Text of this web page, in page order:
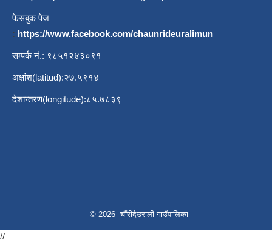
फेसबुक पेज
: https://www.facebook.com/chaunrideuralimun
सम्पर्क नं.: ९८५१२४३०९१
अक्षांश(latitud):२७.५९१४
देशान्तरण(longitude):८५.७८३९
© 2026 चौंरीदेउराली गाउँपालिका
//